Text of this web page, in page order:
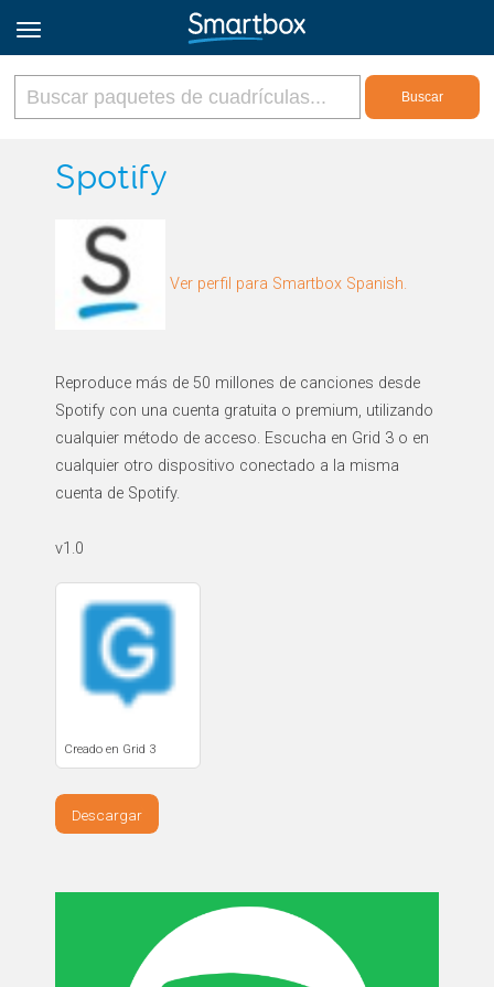
Regístrate
Spotify
Ver perfil para Smartbox Spanish.
Reproduce más de 50 millones de canciones desde
Spotify con una cuenta gratuita o premium, utilizando
cualquier método de acceso. Escucha en Grid 3 o en
cualquier otro dispositivo conectado a la misma
cuenta de Spotify.
v1.0
Creado en Grid 3
Descargar